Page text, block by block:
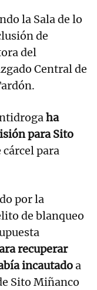
la Sala de lo
de
del
Central de
ha
para Sito
cárcel para
por la
de blanqueo
recuperar
incautadoa
Sito Miñanco